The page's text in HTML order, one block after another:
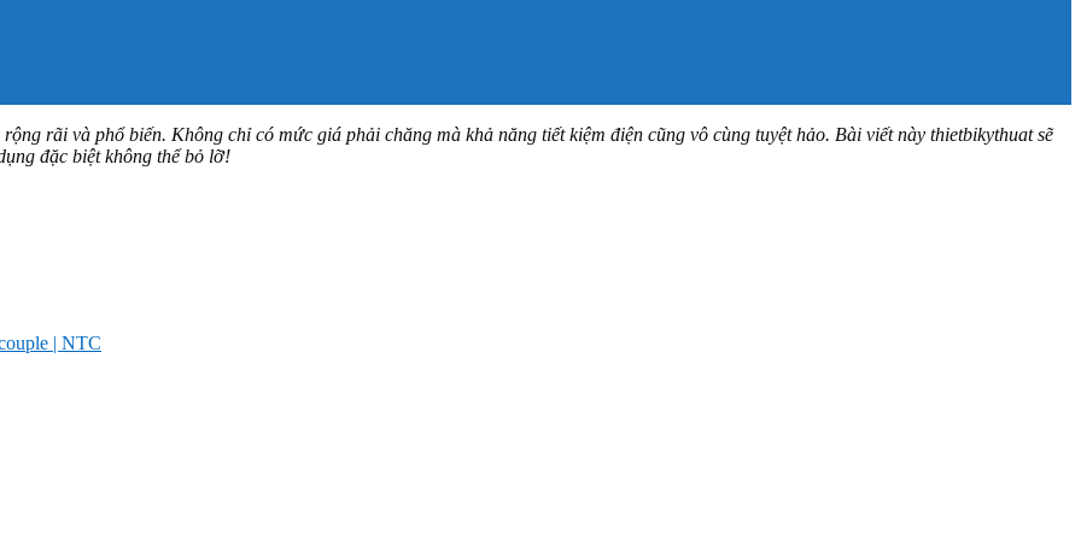
| NTC
rãi và phổ biến. Không chỉ có mức giá phải chăng mà khả năng tiết kiệm điện cũng vô cùng tuyệt hảo. Bài viết này thietbikythuat sẽ
đặc biệt không thể bỏ lỡ!